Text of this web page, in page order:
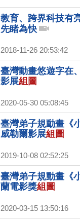
教育、跨界科技有
先睹為快
2018-11-26 20:53:42
臺灣動畫悠遊字在
影展組圖
2020-05-30 05:08:45
臺灣弟子規動畫《
威勒爾影展組圖
2019-10-08 02:52:25
臺灣弟子規動畫《
蘭電影獎組圖
2020-03-15 13:50:16